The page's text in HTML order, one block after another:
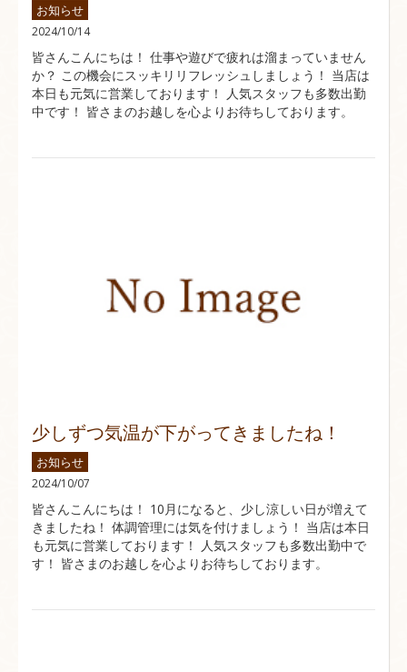
お知らせ
2024/10/14
皆さんこんにちは！ 仕事や遊びで疲れは溜まっていません
か？ この機会にスッキリリフレッシュしましょう！ 当店は
本日も元気に営業しております！ 人気スタッフも多数出勤
中です！ 皆さまのお越しを心よりお待ちしております。
少しずつ気温が下がってきましたね！
お知らせ
2024/10/07
皆さんこんにちは！ 10月になると、少し涼しい日が増えて
きましたね！ 体調管理には気を付けましょう！ 当店は本日
も元気に営業しております！ 人気スタッフも多数出勤中で
す！ 皆さまのお越しを心よりお待ちしております。